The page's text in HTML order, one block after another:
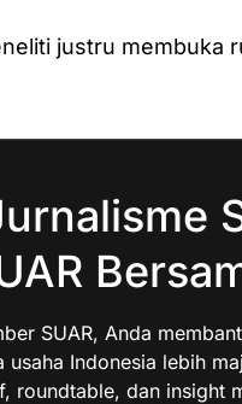
justru membuka
SUAR, Anda
Indonesia lebih
roundtable, dan insight